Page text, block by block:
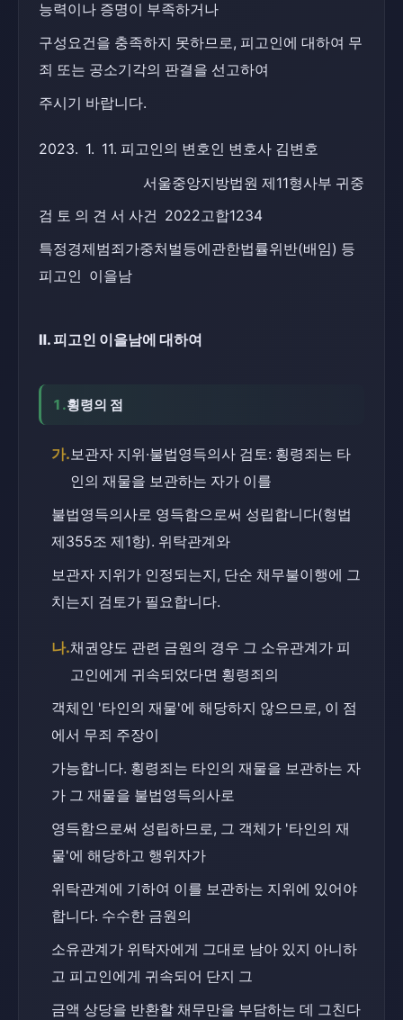
능력이나 증명이 부족하거나
구성요건을 충족하지 못하므로, 피고인에 대하여 무
죄 또는 공소기각의 판결을 선고하여
주시기 바랍니다.
2023.  1.  11. 피고인의 변호인 변호사 김변호
서울중앙지방법원 제11형사부 귀중
검 토 의 견 서 사건  2022고합1234
특정경제범죄가중처벌등에관한법률위반(배임) 등
피고인  이을남
Ⅱ. 피고인 이을남에 대하여
1.횡령의 점
가.보관자 지위·불법영득의사 검토: 횡령죄는 타
인의 재물을 보관하는 자가 이를
불법영득의사로 영득함으로써 성립합니다(형법
제355조 제1항). 위탁관계와
보관자 지위가 인정되는지, 단순 채무불이행에 그
치는지 검토가 필요합니다.
나.채권양도 관련 금원의 경우 그 소유관계가 피
고인에게 귀속되었다면 횡령죄의
객체인 '타인의 재물'에 해당하지 않으므로, 이 점
에서 무죄 주장이
가능합니다. 횡령죄는 타인의 재물을 보관하는 자
가 그 재물을 불법영득의사로
영득함으로써 성립하므로, 그 객체가 '타인의 재
물'에 해당하고 행위자가
위탁관계에 기하여 이를 보관하는 지위에 있어야
합니다. 수수한 금원의
소유관계가 위탁자에게 그대로 남아 있지 아니하
고 피고인에게 귀속되어 단지 그
금액 상당을 반환할 채무만을 부담하는 데 그친다